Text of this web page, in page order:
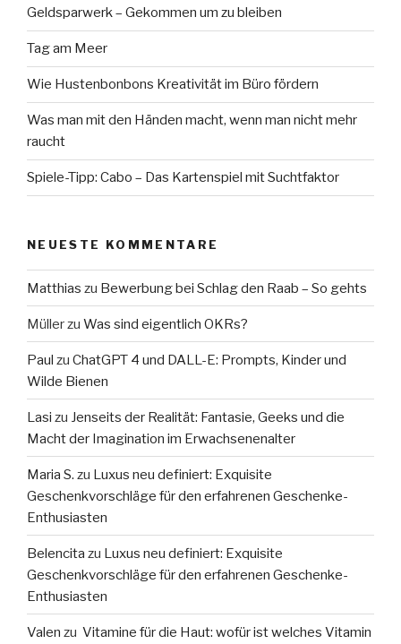
Geldsparwerk – Gekommen um zu bleiben
Tag am Meer
Wie Hustenbonbons Kreativität im Büro fördern
Was man mit den Händen macht, wenn man nicht mehr
raucht
Spiele-Tipp: Cabo – Das Kartenspiel mit Suchtfaktor
NEUESTE KOMMENTARE
Matthias zu Bewerbung bei Schlag den Raab – So gehts
Müllerzu Was sind eigentlich OKRs?
Paul zu ChatGPT 4 und DALL-E: Prompts, Kinder und
Wilde Bienen
Lasi zu Jenseits der Realität: Fantasie, Geeks und die
Macht der Imagination im Erwachsenenalter
Maria S. zu Luxus neu definiert: Exquisite
Geschenkvorschläge für den erfahrenen Geschenke-
Enthusiasten
Belencita zu Luxus neu definiert: Exquisite
Geschenkvorschläge für den erfahrenen Geschenke-
Enthusiasten
Valen zu Vitamine für die Haut: wofür ist welches Vitamin